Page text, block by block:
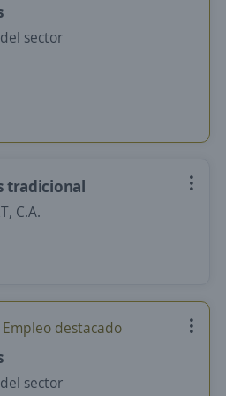
sector
tradicional
C.A.
Empleo destacado
sector